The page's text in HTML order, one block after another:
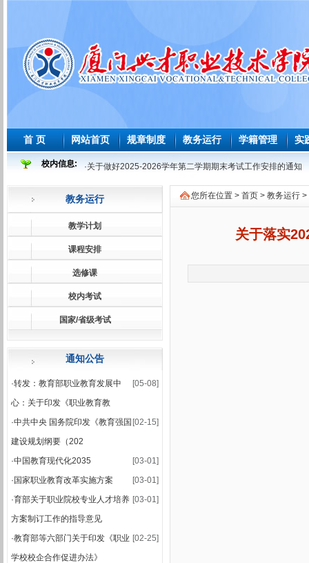
首 页 网站首页 规章制度 教务运行 学籍管理 实
校内信息: ·关于做好2025-2026学年第二学期期末考试工作安排的通知
2025-2026 学年度第二学期必修课程重修教学与考试安排表
·2026年师范生教育教学能力测试安排表
·2026届及往届毕业生必修课程补学分教学与考试安排表
·关于做好2026届及往届毕业生必修课、选修课程补学分报考
关于做好2026届学前教育师范生免试认定教师资格证工作的
·2025-2026学年第一学期课程补考考试安排表
· 关于做好2025-2026学年第一学期课程补考工作的通知
·关于公布2025-2026学年第一学期期末集中考试安排的通知
教务运行
教学计划
课程安排
选修课
校内考试
国家/省级考试
通知公告
[05-08]
·转发：教育部职业教育发展中
心：关于印发《职业教育教
[02-15]
·中共中央 国务院印发《教育强国
建设规划纲要（202
[03-01]
·中国教育现代化2035
[03-01]
· 国家职业教育改革实施方案
[03-01]
·育部关于职业院校专业人才培养
方案制订工作的指导意见
[02-25]
·教育部等六部门关于印发《职业
学校校企合作促进办法》
您所在位置 > 首页 > 教务运行 >
关于落实